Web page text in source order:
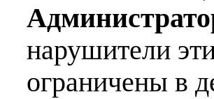
нарушители
ограничены в